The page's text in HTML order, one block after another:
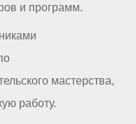
и программ.
мастерства,
работу.